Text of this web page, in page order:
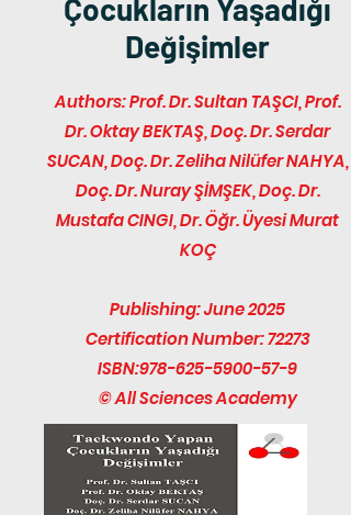
Çocukların Yaşadığı
Değişimler
Authors: Prof. Dr. Sultan TAŞCI, Prof.
Dr. Oktay BEKTAŞ, Doç. Dr. Serdar
SUCAN, Doç. Dr. Zeliha Nilüfer NAHYA,
Doç. Dr. Nuray ŞİMŞEK, Doç. Dr.
Mustafa CINGI, Dr. Öğr. Üyesi Murat
KOÇ
Publishing: June 2025
Certification Number: 72273
ISBN:978-625-5900-57-9
© All Sciences Academy